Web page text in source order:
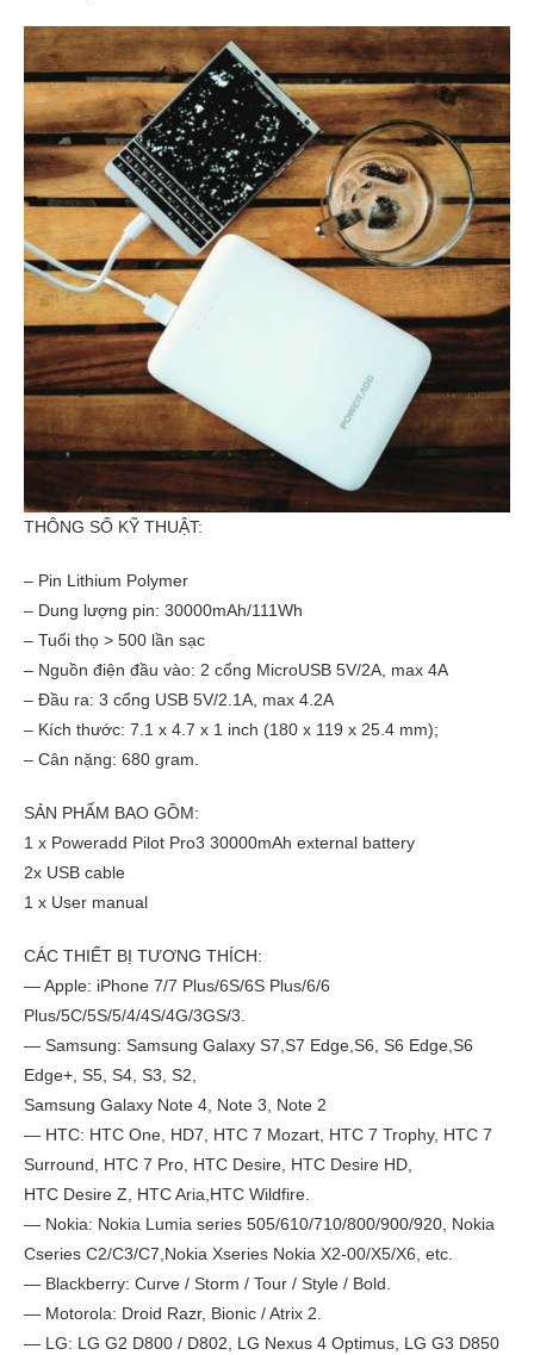
THÔNG SỐ KỸ THUẬT:
– Pin Lithium Polymer
– Dung lượng pin: 30000mAh/111Wh
– Tuổi thọ > 500 lần sạc
– Nguồn điện đầu vào: 2 cổng MicroUSB 5V/2A, max 4A
– Đầu ra: 3 cổng USB 5V/2.1A, max 4.2A
– Kích thước: 7.1 x 4.7 x 1 inch (180 x 119 x 25.4 mm);
– Cân nặng: 680 gram.
SẢN PHẨM BAO GỒM:
1 x Poweradd Pilot Pro3 30000mAh external battery
2x USB cable
1 x User manual
CÁC THIẾT BỊ TƯƠNG THÍCH:
— Apple: iPhone 7/7 Plus/6S/6S Plus/6/6
Plus/5C/5S/5/4/4S/4G/3GS/3.
— Samsung: Samsung Galaxy S7,S7 Edge,S6, S6 Edge,S6
Edge+, S5, S4, S3, S2,
Samsung Galaxy Note 4, Note 3, Note 2
— HTC: HTC One, HD7, HTC 7 Mozart, HTC 7 Trophy, HTC 7
Surround, HTC 7 Pro, HTC Desire, HTC Desire HD,
HTC Desire Z, HTC Aria,HTC Wildfire.
— Nokia: Nokia Lumia series 505/610/710/800/900/920, Nokia
Cseries C2/C3/C7,Nokia Xseries Nokia X2-00/X5/X6, etc.
— Blackberry: Curve / Storm / Tour / Style / Bold.
— Motorola: Droid Razr, Bionic / Atrix 2.
— LG: LG G2 D800 / D802, LG Nexus 4 Optimus, LG G3 D850